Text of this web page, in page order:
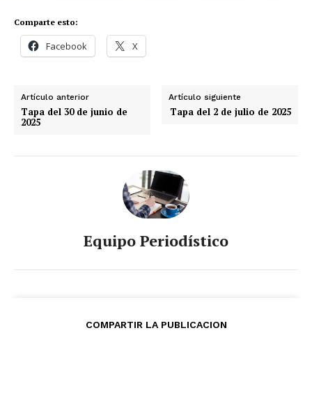
Comparte esto:
Facebook X
Artículo anterior
Tapa del 30 de junio de
2025
Artículo siguiente
Tapa del 2 de julio de 2025
Equipo Periodístico
COMPARTIR LA PUBLICACION